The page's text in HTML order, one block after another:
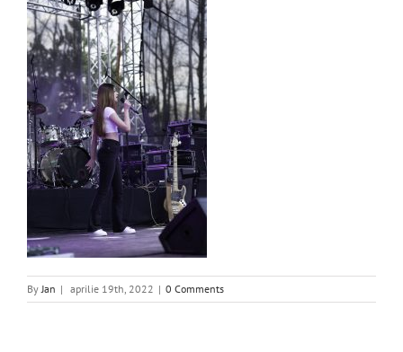
ByJan | aprilie 19th, 2022 | 0 Comments